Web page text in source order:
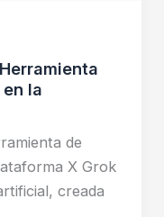
la
de
X Grok
creada